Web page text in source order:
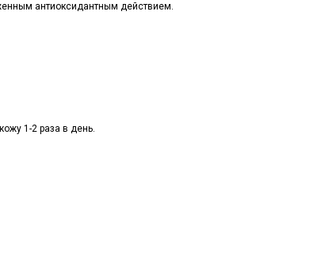
антиоксидантным действием.
1-2 раза в день.